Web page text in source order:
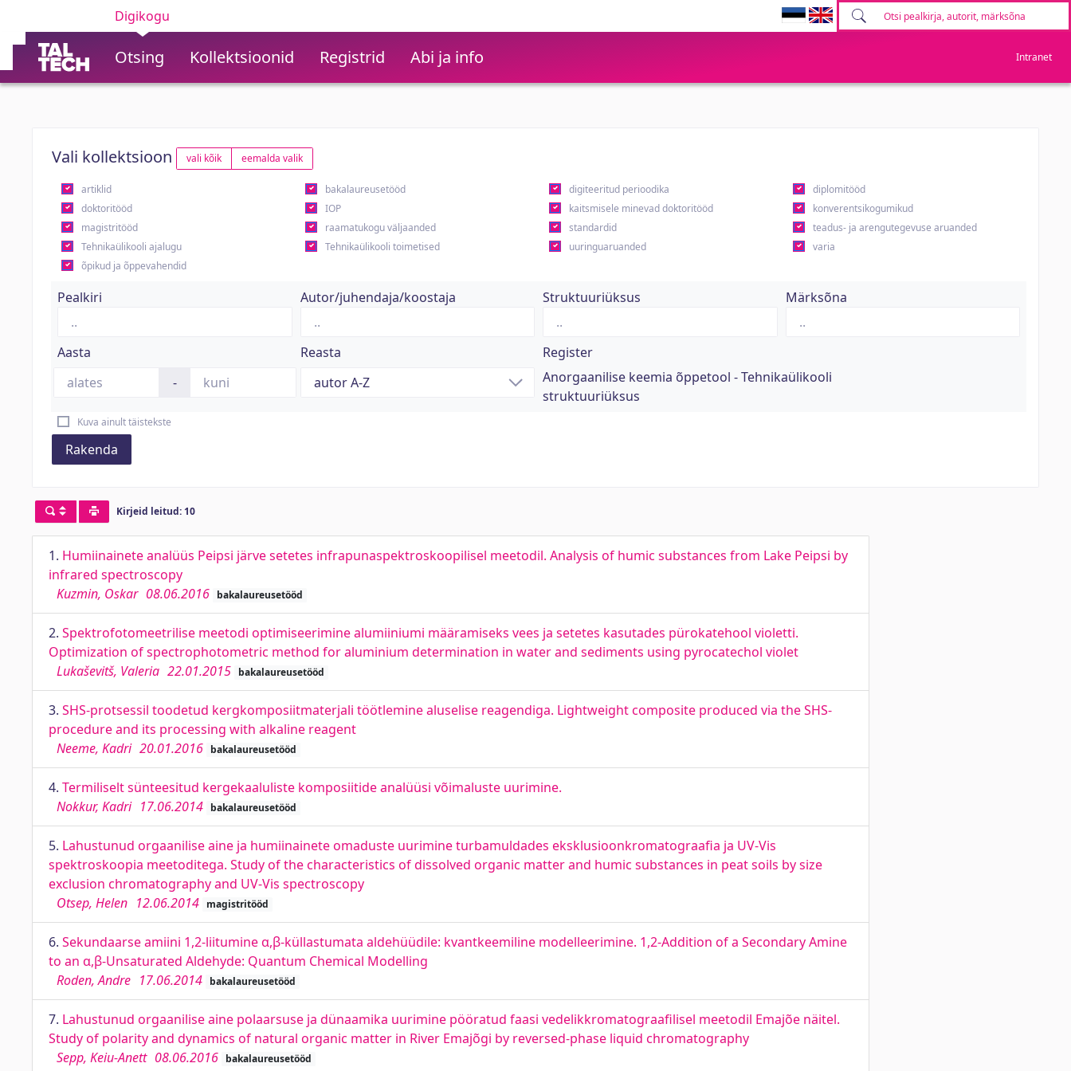
Digikogu
Otsing Kollektsioonid Registrid Abi ja info Intranet
Vali kollektsioon vali kõik eemalda valik
artiklid bakalaureusetööd digiteeritud perioodika
diplomitööd
doktoritööd
IOP kaitsmisele minevad doktoritööd
konverentsikogumikud
magistritööd
raamatukogu väljaanded standardid
teadus- ja arengutegevuse aruanded
Tehnikaülikooli ajalugu
Tehnikaülikooli toimetised uuringuaruanded
varia
õpikud ja õppevahendid
Pealkiri Autor/juhendaja/koostaja Struktuuriüksus Märksõna
Aasta
-
Reasta
Register
Anorgaanilise keemia õppetool - Tehnikaülikooli
struktuuriüksus
Kuva ainult täistekste
Rakenda
Kirjeid leitud: 10
1. Humiinainete analüüs Peipsi järve setetes infrapunaspektroskoopilisel meetodil. Analysis of humic substances from Lake Peipsi by
infrared spectroscopy
Kuzmin, Oskar 08.06.2016 bakalaureusetööd
2. Spektrofotomeetrilise meetodi optimiseerimine alumiiniumi määramiseks vees ja setetes kasutades pürokatehool violetti.
Optimization of spectrophotometric method for aluminium determination in water and sediments using pyrocatechol violet
Lukaševitš, Valeria 22.01.2015 bakalaureusetööd
3. SHS-protsessil toodetud kergkomposiitmaterjali töötlemine aluselise reagendiga. Lightweight composite produced via the SHS-
procedure and its processing with alkaline reagent
Neeme, Kadri 20.01.2016 bakalaureusetööd
4. Termiliselt sünteesitud kergekaaluliste komposiitide analüüsi võimaluste uurimine.
Nokkur, Kadri 17.06.2014 bakalaureusetööd
5. Lahustunud orgaanilise aine ja humiinainete omaduste uurimine turbamuldades eksklusioonkromatograafia ja UV-Vis
spektroskoopia meetoditega. Study of the characteristics of dissolved organic matter and humic substances in peat soils by size
exclusion chromatography and UV-Vis spectroscopy
Otsep, Helen 12.06.2014 magistritööd
6. Sekundaarse amiini 1,2-liitumine α,β-küllastumata aldehüüdile: kvantkeemiline modelleerimine. 1,2-Addition of a Secondary Amine
to an α,β-Unsaturated Aldehyde: Quantum Chemical Modelling
Roden, Andre 17.06.2014 bakalaureusetööd
7. Lahustunud orgaanilise aine polaarsuse ja dünaamika uurimine pööratud faasi vedelikkromatograafilisel meetodil Emajõe näitel.
Study of polarity and dynamics of natural organic matter in River Emajõgi by reversed-phase liquid chromatography
Sepp, Keiu-Anett 08.06.2016 bakalaureusetööd